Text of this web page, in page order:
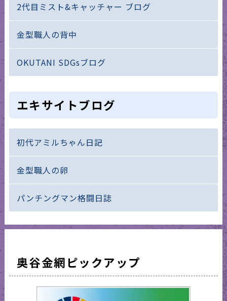
2代目ミスト&キャッチャー ブログ
金型職人の背中
OKUTANI SDGsブログ
エキサイトブログ
初代アミルちゃん日記
金型職人の卵
パンチングマン格闘日誌
奥谷金網ピックアップ